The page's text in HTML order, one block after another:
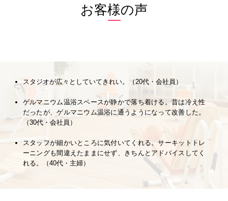
お客様の声
スタジオが広々としていてきれい。（20代・会社員）
ゲルマニウム温浴スペースが静かで落ち着ける。昔は冷え性
だったが、ゲルマニウム温浴に通うようになって改善した。
（30代・会社員）
スタッフが細かいところに気付いてくれる。サーキットトレ
ーニングも間違えたままにせず、きちんとアドバイスしてく
れる。（40代・主婦）